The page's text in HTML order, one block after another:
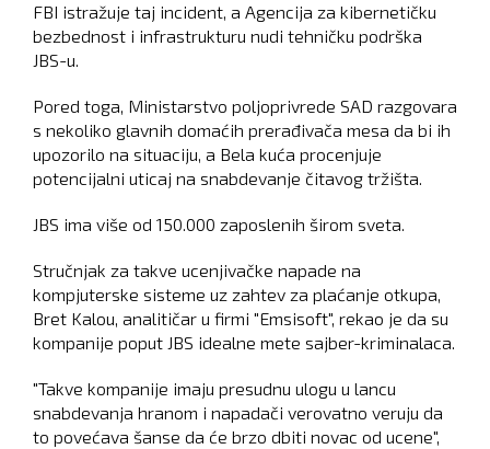
FBI istražuje taj incident, a Agencija za kibernetičku
bezbednost i infrastrukturu nudi tehničku podrška
JBS-u.
Pored toga, Ministarstvo poljoprivrede SAD razgovara
s nekoliko glavnih domaćih prerađivača mesa da bi ih
upozorilo na situaciju, a Bela kuća procenjuje
potencijalni uticaj na snabdevanje čitavog tržišta.
JBS ima više od 150.000 zaposlenih širom sveta.
Stručnjak za takve ucenjivačke napade na
kompjuterske sisteme uz zahtev za plaćanje otkupa,
Bret Kalou, analitičar u firmi "Emsisoft", rekao je da su
kompanije poput JBS idealne mete sajber-kriminalaca.
"Takve kompanije imaju presudnu ulogu u lancu
snabdevanja hranom i napadači verovatno veruju da
to povećava šanse da će brzo dbiti novac od ucene",